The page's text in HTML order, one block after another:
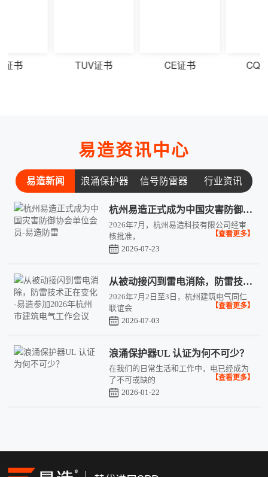
TUV证书 CE证书 CQC证书
易造资讯中心
易造新闻 浪涌保护器 信号防雷器 行业资讯
常见问题
杭州易造正式成为中国灾害防御协会单位会员-易造防雷
2026年7月，杭州易造科技有限公司经审
核批准，
【查看更多】
2026-07-23
从被动接闪到雷电消除，防雷技术正在变化 -易造参加2026年杭州市建筑电气工作会议
2026年7月2日至3日，杭州建筑电气同仁
联谊会
【查看更多】
2026-07-03
浪涌保护器UL 认证为何不可少？
在我们的日常生活和工作中，电已经成为
了不可或缺的
【查看更多】
2026-01-22